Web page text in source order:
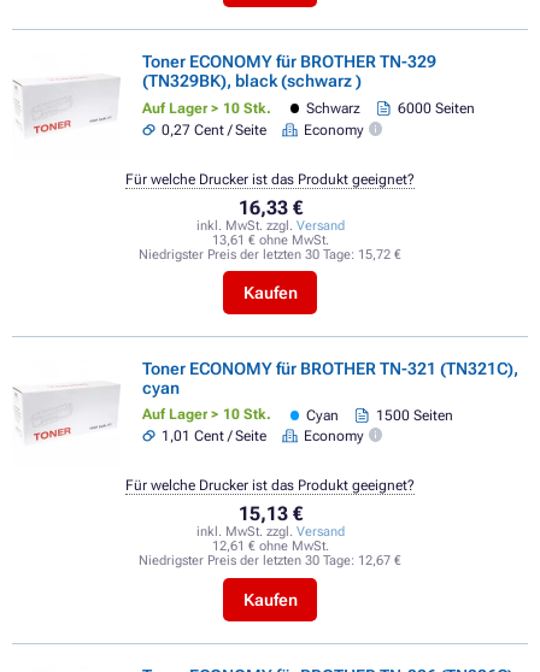
Toner ECONOMY für BROTHER TN-329
(TN329BK), black (schwarz )
Auf Lager > 10 Stk. Schwarz
6000 Seiten
0,27 Cent / Seite
Economy
16,33 €
inkl. MwSt. zzgl. Versand
13,61 € ohne MwSt.
Niedrigster Preis der letzten 30 Tage: 15,72 €
Kaufen
Für welche Drucker ist das Produkt geeignet?
Toner ECONOMY für BROTHER TN-321 (TN321C),
cyan
Auf Lager > 10 Stk. Cyan
1500 Seiten
1,01 Cent / Seite
Economy
15,13 €
inkl. MwSt. zzgl. Versand
12,61 € ohne MwSt.
Niedrigster Preis der letzten 30 Tage: 12,67 €
Kaufen
Für welche Drucker ist das Produkt geeignet?